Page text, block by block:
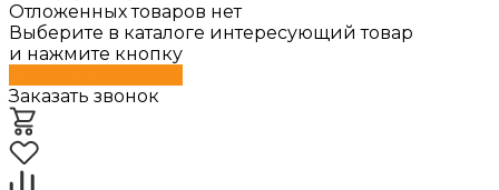
Отложенных товаров нет
Выберите в каталоге интересующий товар
и нажмите кнопку
Заказать звонок